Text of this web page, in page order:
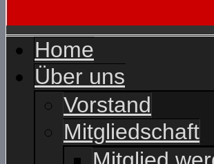
Home
Über uns
Vorstand
Mitgliedschaft